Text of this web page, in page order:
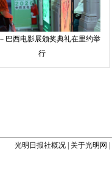
光明日报社概况 关于光明网